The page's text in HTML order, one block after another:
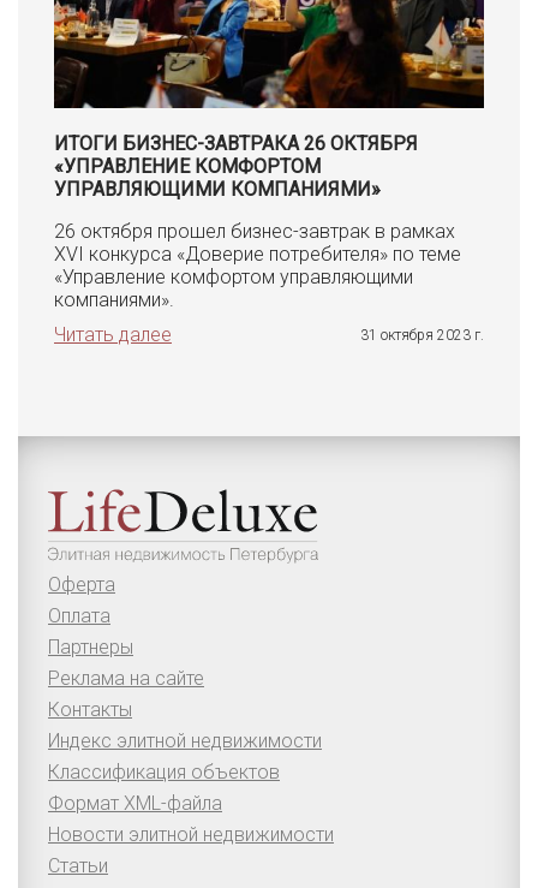
ИТОГИ БИЗНЕС-ЗАВТРАКА 26 ОКТЯБРЯ
«УПРАВЛЕНИЕ КОМФОРТОМ
УПРАВЛЯЮЩИМИ КОМПАНИЯМИ»
26 октября прошел бизнес-завтрак в рамках
XVI конкурса «Доверие потребителя» по теме
«Управление комфортом управляющими
компаниями».
Читать далее
31 октября 2023 г.
Оферта
Оплата
Партнеры
Реклама на сайте
Контакты
Индекс элитной недвижимости
Классификация объектов
Формат XML-файла
Новости элитной недвижимости
Статьи